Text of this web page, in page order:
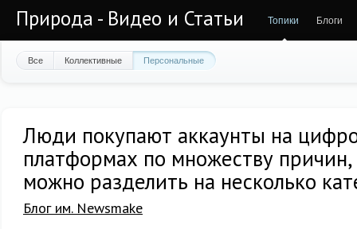
Природа - Видео и Статьи Топики Блоги
Все Коллективные Персональные
Люди покупают аккаунты на
платформах по множеству
можно разделить на несколько
Блог им. Newsmake